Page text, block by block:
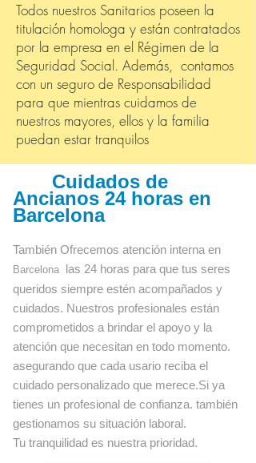
Todos nuestros Sanitarios poseen la
titulación homologa y están contratados
por la empresa en el Régimen de la
Seguridad Social. Además, contamos
con un seguro de Responsabilidad
para que mientras cuidamos de
nuestros mayores, ellos y la familia
puedan estar tranquilos
Cuidados de
Ancianos 24 horas en
Barcelona
También Ofrecemos atención interna en
Barcelona las 24 horas para que tus seres
queridos siempre estén acompañados y
cuidados. Nuestros profesionales están
comprometidos a brindar el apoyo y la
atención que necesitan en todo momento.
asegurando que cada usario reciba el
cuidado personalizado que merece.Si ya
tienes un profesional de confianza. también
gestionamos su situación laboral.
Tu tranquilidad es nuestra prioridad.